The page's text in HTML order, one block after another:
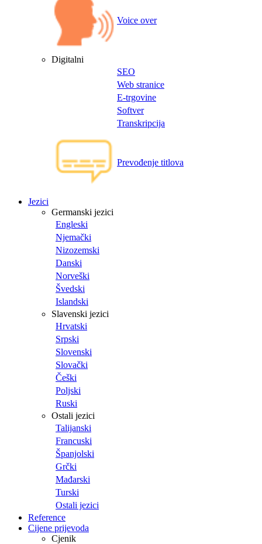
Voice over
Digitalni
SEO
Web stranice
E-trgovine
Softver
Transkripcija
Prevođenje titlova
Jezici
Germanski jezici
Engleski
Njemački
Nizozemski
Danski
Norveški
Švedski
Islandski
Slavenski jezici
Hrvatski
Srpski
Slovenski
Slovački
Češki
Poljski
Ruski
Ostali jezici
Talijanski
Francuski
Španjolski
Grčki
Mađarski
Turski
Ostali jezici
Reference
Cijene prijevoda
Cjenik